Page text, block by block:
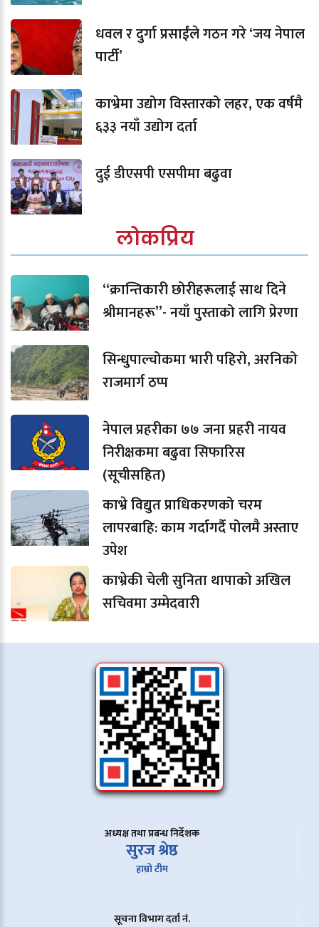
धवल र दुर्गा प्रसाईंले गठन गरे ‘जय नेपाल
पार्टी’
काभ्रेमा उद्योग विस्तारको लहर, एक वर्षमै
६३३ नयाँ उद्योग दर्ता
दुई डीएसपी एसपीमा बढुवा
लोकप्रिय
“क्रान्तिकारी छोरीहरूलाई साथ दिने
श्रीमानहरू”- नयाँ पुस्ताको लागि प्रेरणा
सिन्धुपाल्चोकमा भारी पहिरो, अरनिको
राजमार्ग ठप्प
नेपाल प्रहरीका ७७ जना प्रहरी नायव
निरीक्षकमा बढुवा सिफारिस
(सूचीसहित)
काभ्रे विद्युत प्राधिकरणको चरम
लापरबाहि: काम गर्दागर्दै पोलमै अस्ताए
उपेश
काभ्रेकी चेली सुनिता थापाको अखिल
सचिवमा उम्मेदवारी
अध्यक्ष तथा प्रबन्ध निर्देशक
सुरज श्रेष्ठ
हाम्रो टीम
सूचना विभाग दर्ता नं.